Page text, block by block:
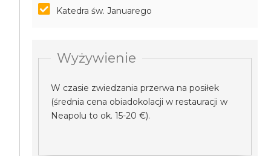
Katedra św. Januarego
Wyżywienie
W czasie zwiedzania przerwa na posiłek
(średnia cena obiadokolacji w restauracji w
Neapolu to ok. 15-20 €).